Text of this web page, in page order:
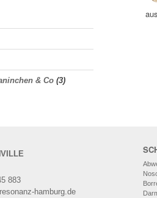
& Co (3)
883
hamburg.de